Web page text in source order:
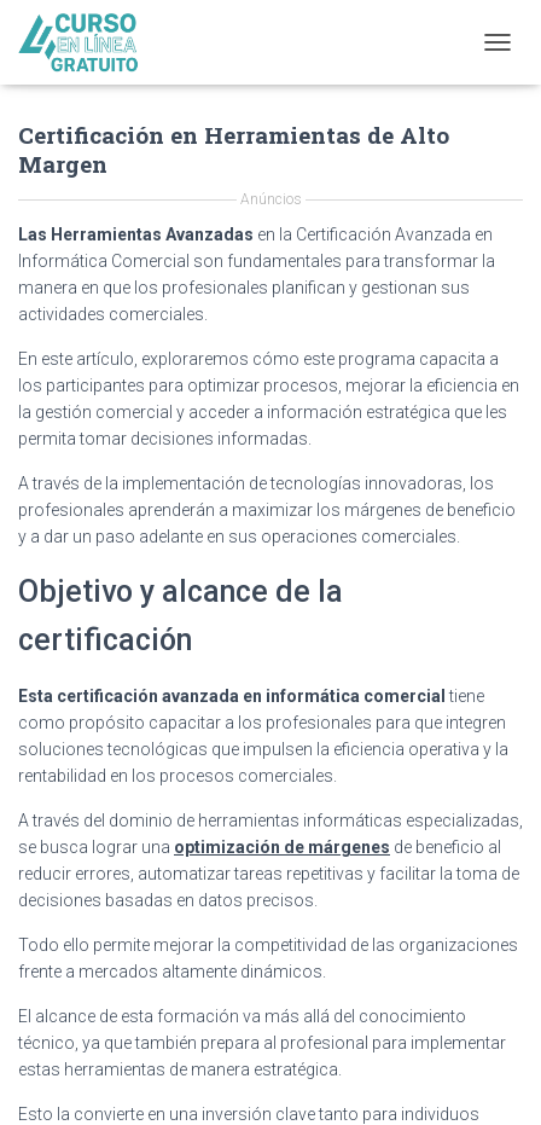
O
N
I
O
N
Certificación en Herramientas de Alto
Margen
Anúncios
Las Herramientas Avanzadas en la Certificación Avanzada en
Informática Comercial son fundamentales para transformar la
manera en que los profesionales planifican y gestionan sus
actividades comerciales.
En este artículo, exploraremos cómo este programa capacita a
los participantes para optimizar procesos, mejorar la eficiencia en
la gestión comercial y acceder a información estratégica que les
permita tomar decisiones informadas.
A través de la implementación de tecnologías innovadoras, los
profesionales aprenderán a maximizar los márgenes de beneficio
y a dar un paso adelante en sus operaciones comerciales.
Objetivo y alcance de la
certificación
Esta certificación avanzada en informática comercial tiene
como propósito capacitar a los profesionales para que integren
soluciones tecnológicas que impulsen la eficiencia operativa y la
rentabilidad en los procesos comerciales.
A través del dominio de herramientas informáticas especializadas,
se busca lograr una optimización de márgenes de beneficio al
reducir errores, automatizar tareas repetitivas y facilitar la toma de
decisiones basadas en datos precisos.
Todo ello permite mejorar la competitividad de las organizaciones
frente a mercados altamente dinámicos.
El alcance de esta formación va más allá del conocimiento
técnico, ya que también prepara al profesional para implementar
estas herramientas de manera estratégica.
Esto la convierte en una inversión clave tanto para individuos